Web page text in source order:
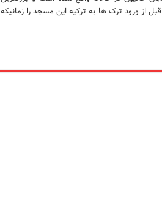
ورود ترک ها به ترکیه این مسجد را زمانیکه